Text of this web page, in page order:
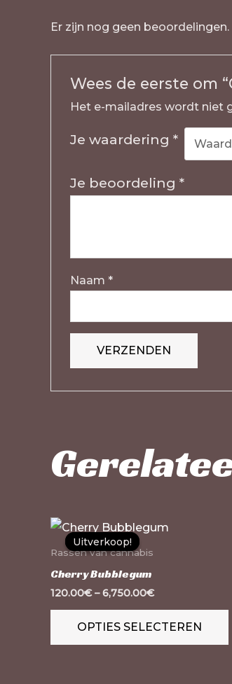
Er zijn nog geen beoordelingen.
Wees de eerste om
Het e-mailadres wordt niet
Je waardering *
Je beoordeling *
Naam *
Uitverkoop!
Uitverkoop!
Rassen van cannabis
Cherry Bubblegum
120.00€–6,750.00€
OPTIES SELECTEREN